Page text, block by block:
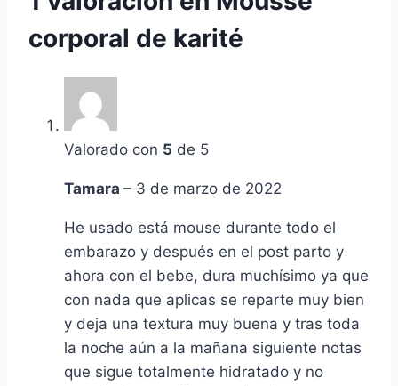
corporal de karité
Valorado con 5 de 5
Tamara – 3 de marzo de 2022
He usado está mouse durante todo el
embarazo y después en el post parto y
ahora con el bebe, dura muchísimo ya que
con nada que aplicas se reparte muy bien
y deja una textura muy buena y tras toda
la noche aún a la mañana siguiente notas
que sigue totalmente hidratado y no